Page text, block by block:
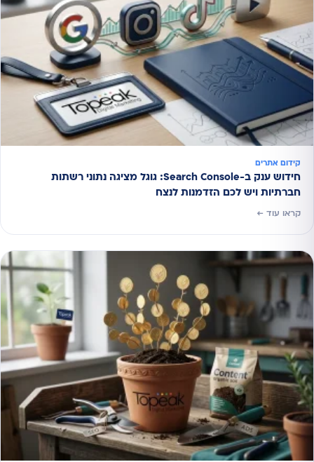
קידום אתרים
חידוש ענק ב-Search Console: גוגל מציגה נתוני רשתות
חברתיות ויש לכם הזדמנות לנצח
קראו עוד ←